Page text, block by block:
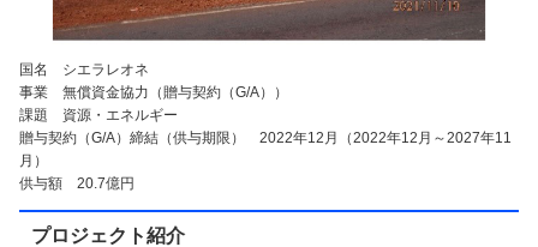
国名 シエラレオネ
事業 無償資金協力（贈与契約（G/A））
課題 資源・エネルギー
贈与契約（G/A）締結（供与期限） 2022年12月（2022年12月～2027年11
月）
供与額 20.7億円
プロジェクト紹介